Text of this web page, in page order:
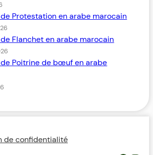
Protestation en arabe marocain
Flanchet en arabe marocain
Poitrine de bœuf en arabe
de confidentialité